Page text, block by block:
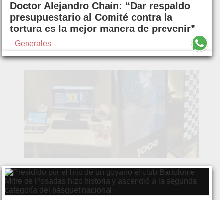
Doctor Alejandro Chaín: “Dar respaldo
presupuestario al Comité contra la
tortura es la mejor manera de prevenir”
Generales